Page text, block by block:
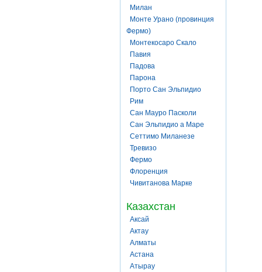
Милан
Монте Урано (провинция
Фермо)
Монтекосаро Скало
Павия
Падова
Парона
Порто Сан Эльпидио
Рим
Сан Мауро Пасколи
Сан Эльпидио а Маре
Сеттимо Миланезе
Тревизо
Фермо
Флоренция
Чивитанова Марке
Казахстан
Аксай
Актау
Алматы
Астана
Атырау